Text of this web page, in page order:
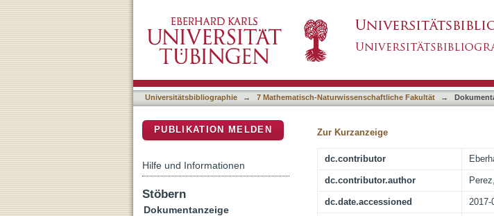
Physiological and molecular studies on the akinete
Universitätsbibliographie → 7 Mathematisch-Naturwissenschaftliche Fakultät →
Zur Kurzanzeige
dc.contributor
dc.contributor.author
dc.date.accessioned 2017-
PUBLIKATION MELDEN
Hilfe und Informationen
Stöbern
Dokumentanzeige